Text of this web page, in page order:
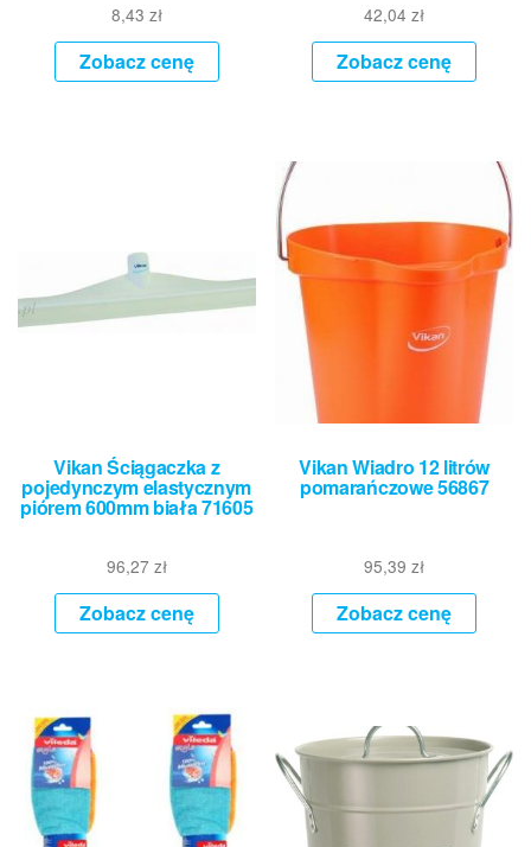
8,43 zł
Zobacz cenę
42,04zł
Zobacz cenę
Vikan Ściągaczka z
pojedynczym elastycznym
piórem 600mm biała 71605
96,27 zł
Zobacz cenę
Vikan Wiadro 12 litrów
pomarańczowe 56867
95,39zł
Zobacz cenę